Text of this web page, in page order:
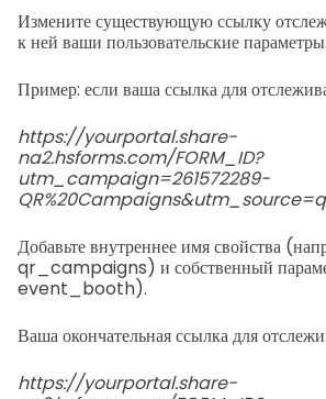
Измените существующую ссылку
к ней ваши пользовательские параметры.
Пример: если ваша ссылка для
https://yourportal.share-
na2.hsforms.com/FORM_ID?
utm_campaign=261572289-
Добавьте внутреннее имя свойства
qr_campaigns) и собственный
event_booth).
Ваша окончательная ссылка для
https://yourportal.share-